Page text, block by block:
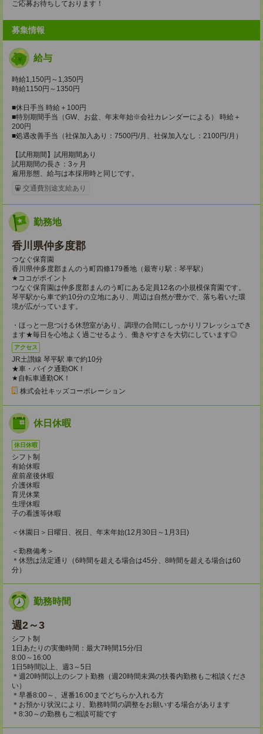
ご応募お待ちしております！
募集情報
給与
時給1,150円～1,350円
時給1150円～1350円
■休日手当 時給＋100円
■特別期間手当（GW、お盆、年末年始※会社カレンダーによる） 時給＋
200円
■処遇改善手当（社保加入あり：7500円/月、社保加入なし：2100円/月）
【試用期間】試用期間あり
試用期間の長さ：3ヶ月
雇用形態、給与は本採用時と同じです。
交通費別途支給あり
勤務地
香川県仲多度郡
つなぐ保育園
香川県仲多度郡まんのう町四條179番地（最寄り駅：琴平駅）
★ココがポイント
つなぐ保育園は仲多度郡まんのう町にある定員12名の小規模保育園です。
琴平駅から車で約10分の立地にあり、周辺は自然が豊かで、落ち着いた環
境が広がっています。
・ほっと一息つける休憩室があり、調理の合間にしっかりリフレッシュでき
ます★毎日を心地よく過ごせるよう、働きやすさを大切にしています◎
アクセス
JR土讃線 琴平駅 車で約10分
★車・バイク通勤OK！
★自転車通勤OK！
株式会社キッズコーポレーション
休日休暇
休日休暇
シフト制
有給休暇
産前産後休暇
介護休暇
育児休業
生理休暇
子の看護等休暇
＜休園日＞日曜日、祝日、年末年始(12月30日～1月3日)
＜勤務備考＞
＊休憩は法定通り（6時間を超える場合は45分、8時間を超える場合は60
分）
勤務時間
週2～3
シフト制
1日あたりの実働時間：最大7時間15分/日
8:00～16:00
1日5時間以上、週3～5日
＊週20時間以上のシフト勤務（週20時間未満の扶養内勤務もご相談くださ
い）
＊早番8:00～、遅番16:00までどちらか入れる方
＊お預かり状況により、勤務時間の調整をお願いする場合があります
＊8:30～の勤務もご相談可能です